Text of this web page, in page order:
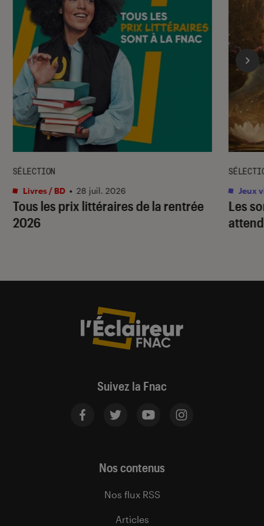
Tous les prix littéraires de la rentrée
2026
SÉLECTION
Livres / BD • 28 juil. 2026
Les
Jeux
Suivez la Fnac
Nos contenus
Nos flux RSS
Articles